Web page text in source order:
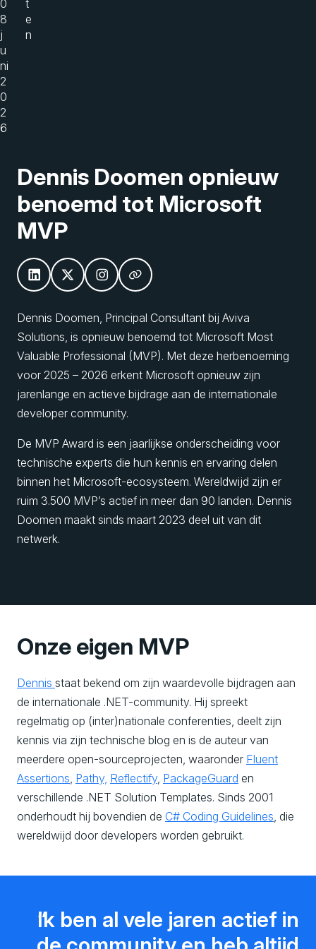
0
8
j
u
ni
2
0
2
6
t
e
n
Dennis Doomen opnieuw
benoemd tot Microsoft
MVP
Dennis Doomen, Principal Consultant bij Aviva
Solutions, is opnieuw benoemd tot Microsoft Most
Valuable Professional (MVP). Met deze herbenoeming
voor 2025 – 2026 erkent Microsoft opnieuw zijn
jarenlange en actieve bijdrage aan de internationale
developer community.
De MVP Award is een jaarlijkse onderscheiding voor
technische experts die hun kennis en ervaring delen
binnen het Microsoft-ecosysteem. Wereldwijd zijn er
ruim 3.500 MVP’s actief in meer dan 90 landen. Dennis
Doomen maakt sinds maart 2023 deel uit van dit
netwerk.
Onze eigen MVP
Dennis staat bekend om zijn waardevolle bijdragen aan
de internationale .NET-community. Hij spreekt
regelmatig op (inter)nationale conferenties, deelt zijn
kennis via zijn technische blog en is de auteur van
meerdere open-sourceprojecten, waaronder Fluent
Assertions Pathy, Reflectify, PackageGuard en
verschillende .NET Solution Templates. Sinds 2001
onderhoudt hij bovendien de C# Coding Guidelines , die
wereldwijd door developers worden gebruikt.
Ik ben al vele jaren actief in